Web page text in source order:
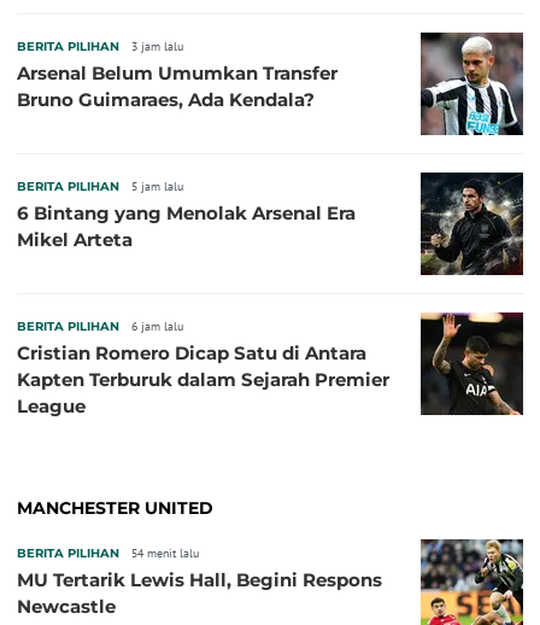
BERITA PILIHAN 3 jam lalu
Arsenal Belum Umumkan Transfer
Bruno Guimaraes, Ada Kendala?
BERITA PILIHAN 5 jam lalu
6 Bintang yang Menolak Arsenal Era
Mikel Arteta
BERITA PILIHAN 6 jam lalu
Cristian Romero Dicap Satu di Antara
Kapten Terburuk dalam Sejarah Premier
League
MANCHESTER UNITED
BERITA PILIHAN 54 menit lalu
MU Tertarik Lewis Hall, Begini Respons
Newcastle